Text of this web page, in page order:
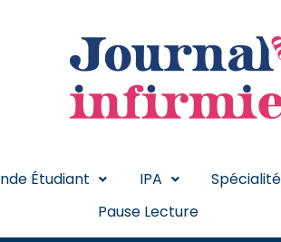
Étudiant IPA
Pause Lecture